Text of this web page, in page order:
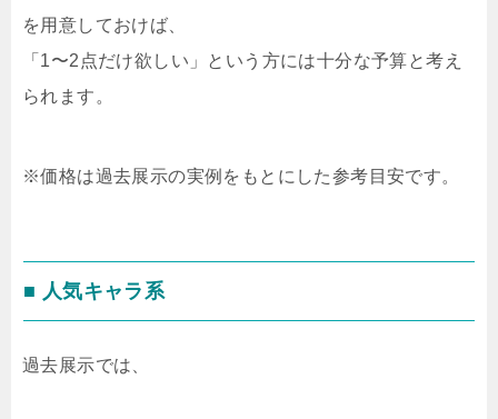
を用意しておけば、
「1〜2点だけ欲しい」という方には十分な予算と考え
られます。
※価格は過去展示の実例をもとにした参考目安です。
■ 人気キャラ系
過去展示では、